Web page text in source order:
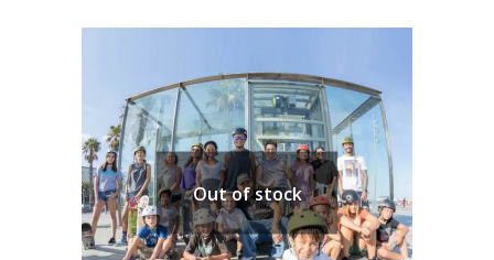
múltiples
Las
opciones
se
pueden
elegir
en
Out of stock